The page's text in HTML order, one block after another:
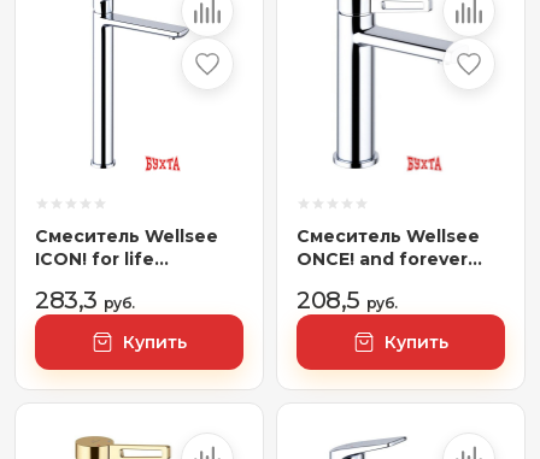
Смеситель Wellsee
ICON! for life
отдельностоящий
(хром)
283,3 руб.
Купить
Смеситель Wellsee
ONCE! and forever
208,5 руб.
Купить